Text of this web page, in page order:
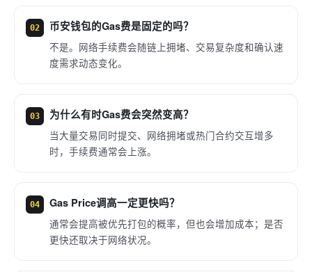
02 币安钱包的Gas费是固定的吗？
不是。网络手续费会随链上拥堵、交易复杂度和确认速
度需求动态变化。
03 为什么有时Gas费会突然变高？
当大量交易同时提交、网络拥堵或热门合约交互增多
时，手续费通常会上涨。
04 Gas Price调高一定更快吗？
通常会提高被优先打包的概率，但也会增加成本；是否
更快还取决于网络状况。